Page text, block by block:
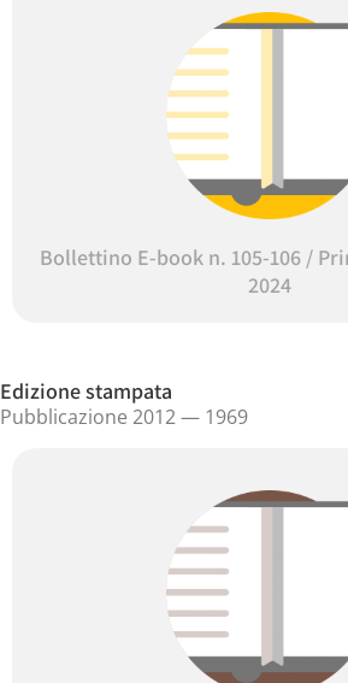
Bollettino E-book n. 105-106 /
2024
Edizione stampata
Pubblicazione 2012 — 1969